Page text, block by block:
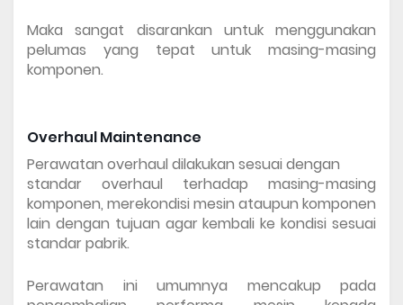
Maka sangat disarankan untuk menggunakan
pelumas yang tepat untuk masing-masing
komponen.
Overhaul Maintenance
Perawatan overhaul dilakukan sesuai dengan
standar overhaul terhadap masing-masing
komponen, merekondisi mesin ataupun komponen
lain dengan tujuan agar kembali ke kondisi sesuai
standar pabrik.
Perawatan ini umumnya mencakup pada